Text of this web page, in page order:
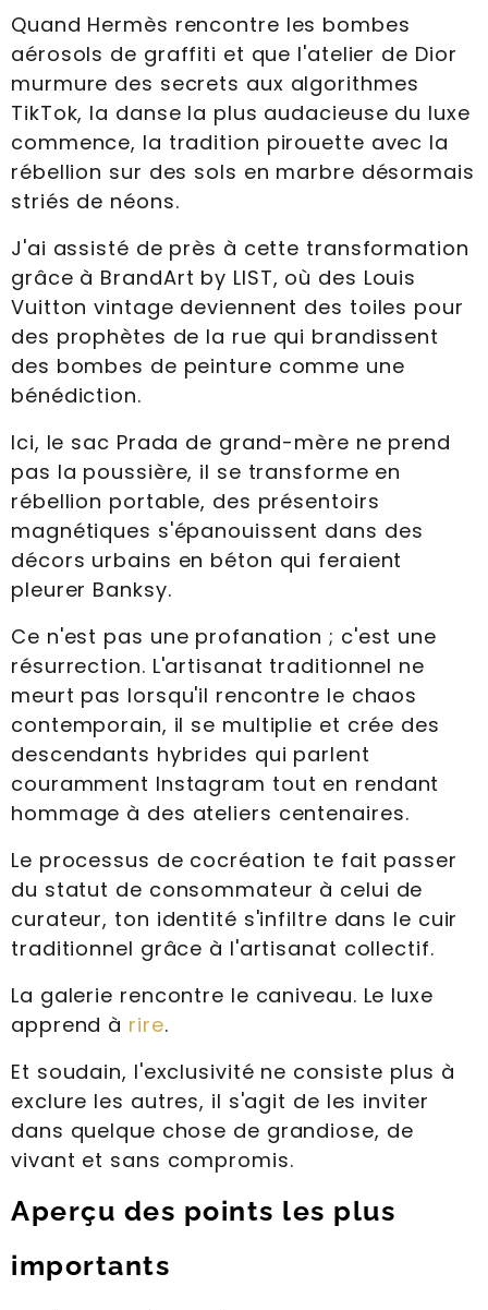
Quand Hermès rencontre les bombes
aérosols de graffiti et que l'atelier de Dior
murmure des secrets aux algorithmes
TikTok, la danse la plus audacieuse du luxe
commence, la tradition pirouette avec la
rébellion sur des sols en marbre désormais
striés de néons.
J'ai assisté de près à cette transformation
grâce à BrandArt by LIST, où des Louis
Vuitton vintage deviennent des toiles pour
des prophètes de la rue qui brandissent
des bombes de peinture comme une
bénédiction.
Ici, le sac Prada de grand-mère ne prend
pas la poussière, il se transforme en
rébellion portable, des présentoirs
magnétiques s'épanouissent dans des
décors urbains en béton qui feraient
pleurer Banksy.
Ce n'est pas une profanation ; c'est une
résurrection. L'artisanat traditionnel ne
meurt pas lorsqu'il rencontre le chaos
contemporain, il se multiplie et crée des
descendants hybrides qui parlent
couramment Instagram tout en rendant
hommage à des ateliers centenaires.
Le processus de cocréation te fait passer
du statut de consommateur à celui de
curateur, ton identité s'infiltre dans le cuir
traditionnel grâce à l'artisanat collectif.
La galerie rencontre le caniveau. Le luxe
apprend à rire.
Et soudain, l'exclusivité ne consiste plus à
exclure les autres, il s'agit de les inviter
dans quelque chose de grandiose, de
vivant et sans compromis.
Aperçu des points les plus
importants